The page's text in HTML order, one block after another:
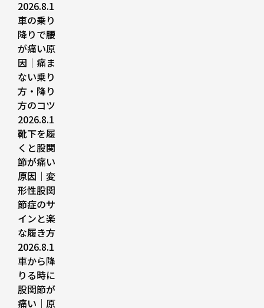
2026.8.1
車の乗り
降りで腰
が痛い原
因｜痛ま
ない乗り
方・降り
方のコツ
2026.8.1
靴下を履
くと股関
節が痛い
原因｜変
形性股関
節症のサ
インと楽
な履き方
2026.8.1
車から降
りる時に
股関節が
痛い｜原